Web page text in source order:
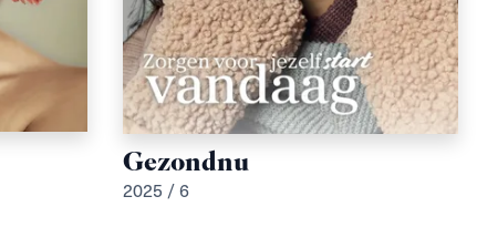
Gezondnu
2025 / 6